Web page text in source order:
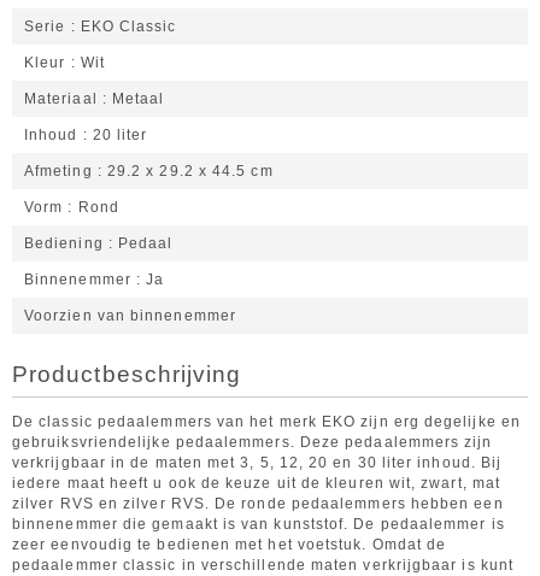
Serie EKO Classic
Kleur Wit
Materiaal Metaal
Inhoud 20 liter
Afmeting 29.2 x 29.2 x 44.5 cm
Vorm Rond
Bediening Pedaal
Binnenemmer Ja
Voorzien van binnenemmer
Productbeschrijving
De classic pedaalemmers van het merk EKO zijn erg degelijke en
gebruiksvriendelijke pedaalemmers. Deze pedaalemmers zijn
verkrijgbaar in de maten met 3, 5, 12, 20 en 30 liter inhoud. Bij
iedere maat heeft u ook de keuze uit de kleuren wit, zwart, mat
zilver RVS en zilver RVS. De ronde pedaalemmers hebben een
binnenemmer die gemaakt is van kunststof. De pedaalemmer is
zeer eenvoudig te bedienen met het voetstuk. Omdat de
pedaalemmer classic in verschillende maten verkrijgbaar is kunt